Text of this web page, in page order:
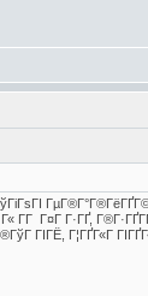
Г­Г Г¤Г Г·ГҐ,
ГІГЁ, Г¦ГҐГ«Г